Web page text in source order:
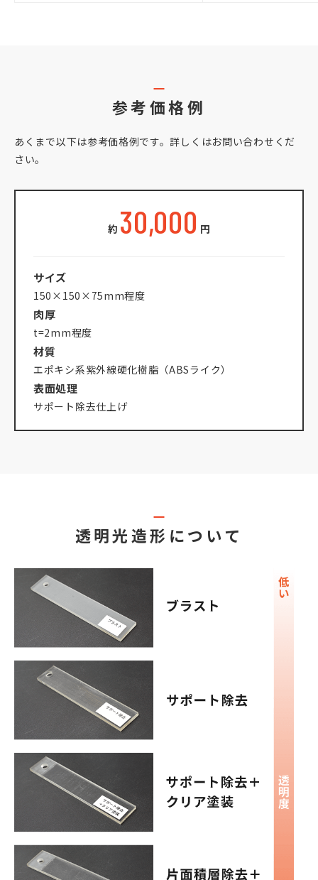
参考価格例
あくまで以下は参考価格例です。詳しくはお問い合わせくだ
さい。
約 30,000 円
サイズ
150×150×75mm程度
肉厚
t=2mm程度
材質
エポキシ系紫外線硬化樹脂（ABSライク）
表面処理
サポート除去仕上げ
透明光造形について